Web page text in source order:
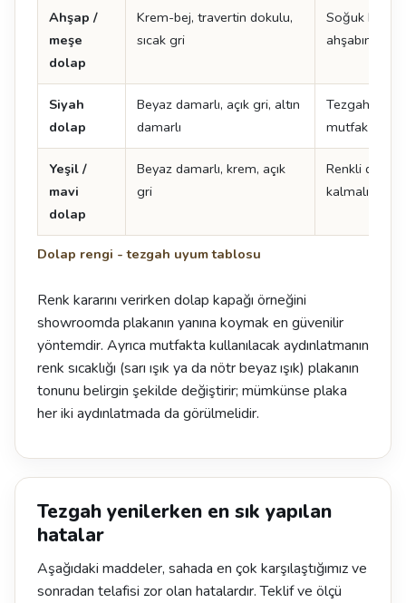
Dolap rengi - tezgah uyum tablosu
Ahşap /
meşe
dolap
Krem-bej, travertin dokulu,
sıcak gri
Soğuk
ahşabın
Siyah
dolap
Beyaz damarlı, açık gri, altın
damarlı
Tezgah açık
mutfak daha
Yeşil /
mavi
dolap
Beyaz damarlı, krem, açık
gri
Renkli
kalmalı
Renk kararını verirken dolap kapağı örneğini
showroomda plakanın yanına koymak en güvenilir
yöntemdir. Ayrıca mutfakta kullanılacak aydınlatmanın
renk sıcaklığı (sarı ışık ya da nötr beyaz ışık) plakanın
tonunu belirgin şekilde değiştirir; mümkünse plaka
her iki aydınlatmada da görülmelidir.
Tezgah yenilerken en sık yapılan
hatalar
Aşağıdaki maddeler, sahada en çok karşılaştığımız ve
sonradan telafisi zor olan hatalardır. Teklif ve ölçü